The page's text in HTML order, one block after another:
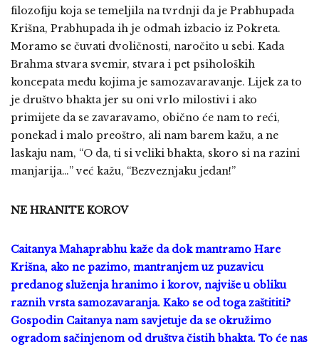
filozofiju koja se temeljila na tvrdnji da je Prabhupada
Krišna, Prabhupada ih je odmah izbacio iz Pokreta.
Moramo se čuvati dvoličnosti, naročito u sebi. Kada
Brahma stvara svemir, stvara i pet psiholoških
koncepata među kojima je samozavaravanje. Lijek za to
je društvo bhakta jer su oni vrlo milostivi i ako
primijete da se zavaravamo, obično će nam to reći,
ponekad i malo preoštro, ali nam barem kažu, a ne
laskaju nam, “O da, ti si veliki bhakta, skoro si na razini
manjarija…” već kažu, “Bezveznjaku jedan!”
NE HRANITE KOROV
Caitanya Mahaprabhu kaže da dok mantramo Hare
Krišna, ako ne pazimo, mantranjem uz puzavicu
predanog služenja hranimo i korov, najviše u obliku
raznih vrsta samozavaranja. Kako se od toga zaštititi?
Gospodin Caitanya nam savjetuje da se okružimo
ogradom sačinjenom od društva čistih bhakta. To će nas